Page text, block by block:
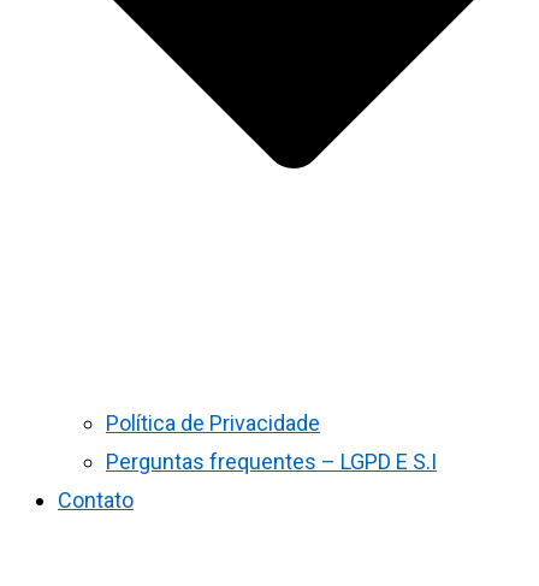
Política de Privacidade
Perguntas frequentes – LGPD E S.I
Contato